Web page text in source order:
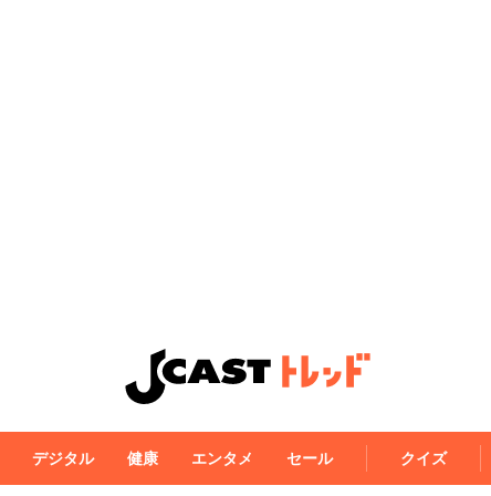
デジタル 健康 エンタメ セール クイズ